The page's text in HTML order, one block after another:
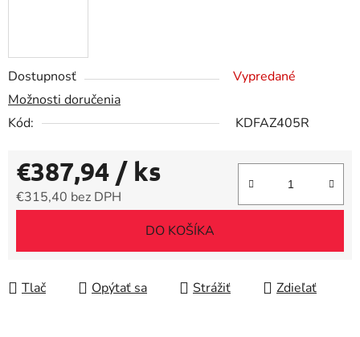
Dostupnosť
Vypredané
Možnosti doručenia
Kód:
KDFAZ405R
€387,94 / ks
€315,40 bez DPH
DO KOŠÍKA
Tlač Opýtať sa Strážiť Zdieľať